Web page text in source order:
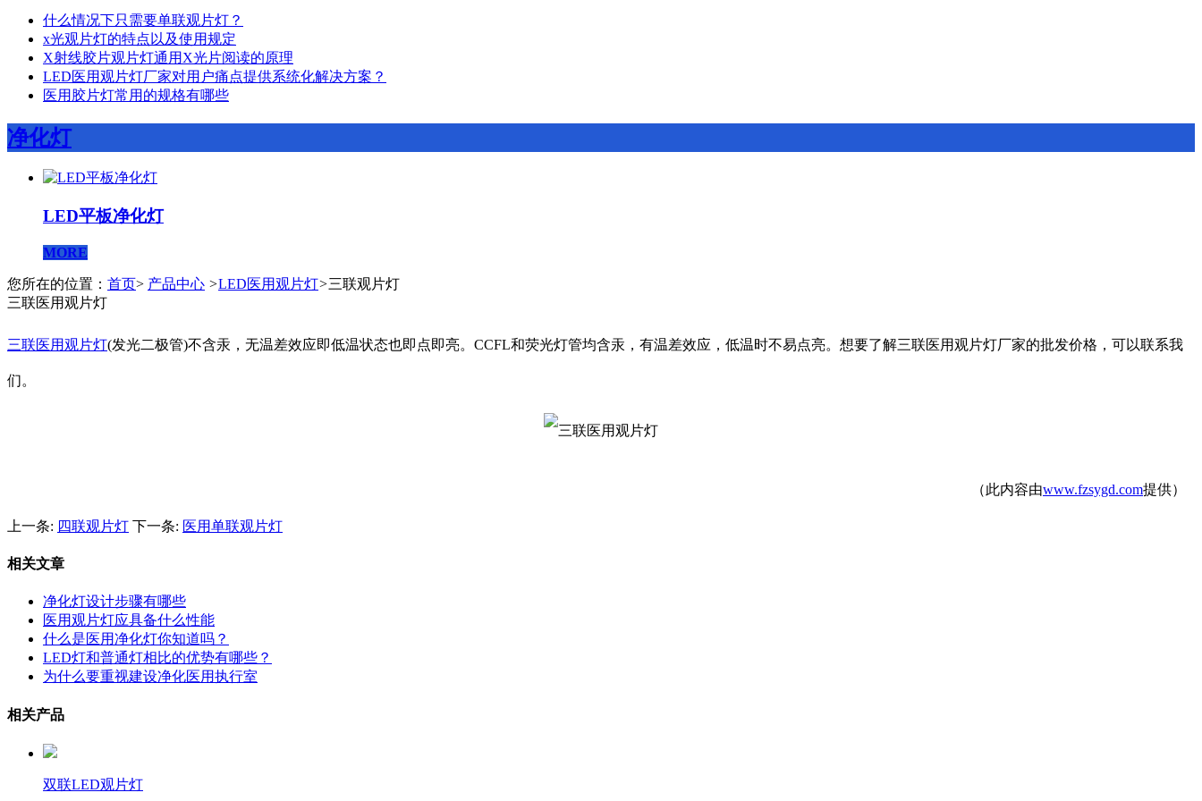
什么情况下只需要单联观片灯？
x光观片灯的特点以及使用规定
X射线胶片观片灯通用X光片阅读的原理
LED医用观片灯厂家对用户痛点提供系统化解决方案？
医用胶片灯常用的规格有哪些
净化灯
LED平板净化灯
MORE
您所在的位置： 首页> 产品中心 >LED医用观片灯>三联观片灯
三联医用观片灯
三联医用观片灯(发光二极管)不含汞，无温差效应即低温状态也即点即亮。CCFL和荧光灯管均含汞，有温差效应，低温时不易点亮。想要了解三联医用观片灯厂家的批发价格，可以联系我
们。
（此内容由www.fzsygd.com提供）
上一条: 四联观片灯 下一条: 医用单联观片灯
相关文章
净化灯设计步骤有哪些
医用观片灯应具备什么性能
什么是医用净化灯你知道吗？
LED灯和普通灯相比的优势有哪些？
为什么要重视建设净化医用执行室
相关产品
双联LED观片灯